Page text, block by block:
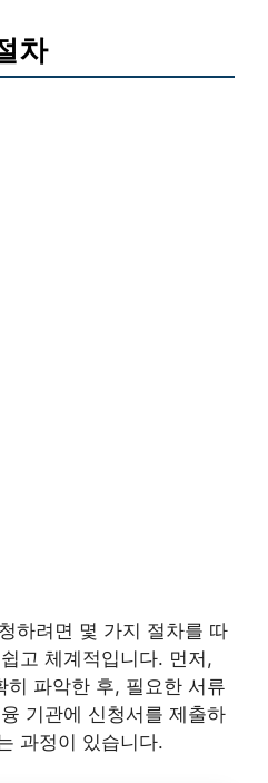
차
하려면 몇 가지 절차를 따
고 체계적입니다. 먼저,
히 파악한 후, 필요한 서류
기관에 신청서를 제출하
과정이 있습니다.